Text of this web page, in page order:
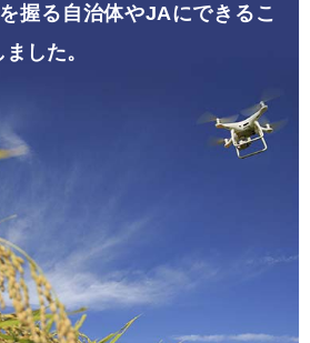
握る自治体やJAにできるこ
した。